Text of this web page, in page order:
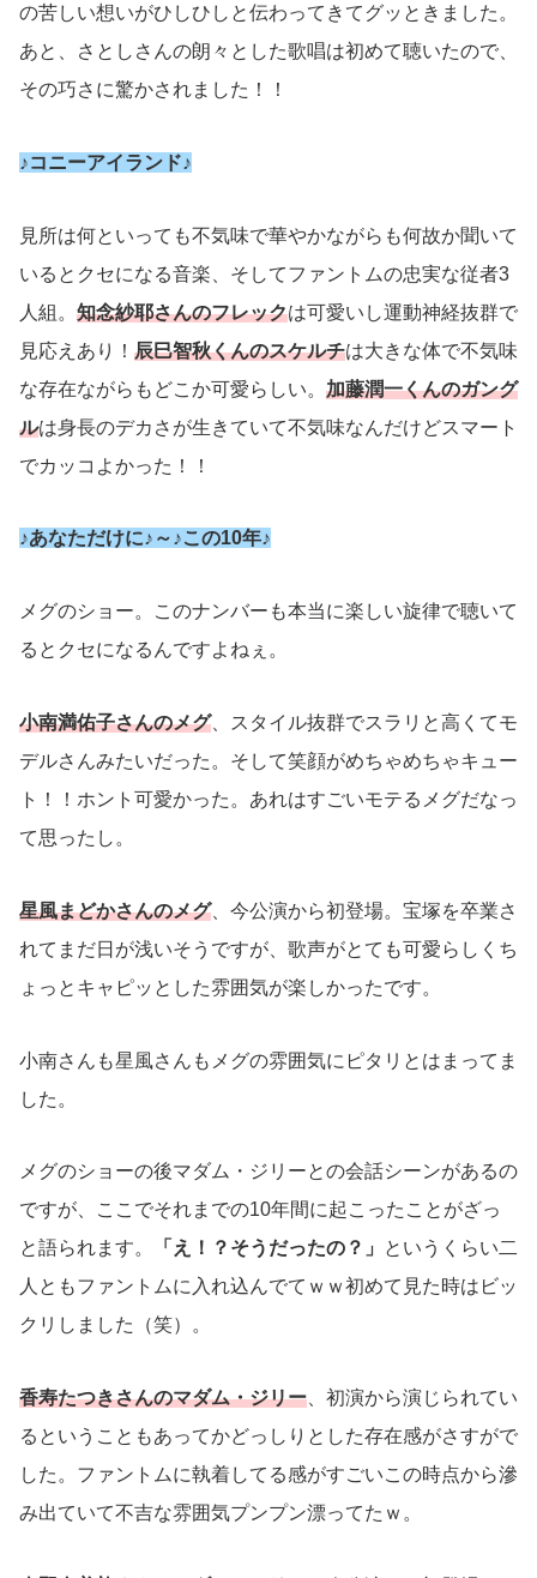
の苦しい想いがひしひしと伝わってきてグッときました。
あと、さとしさんの朗々とした歌唱は初めて聴いたので、
その巧さに驚かされました！！
♪コニーアイランド♪
見所は何といっても不気味で華やかながらも何故か聞いて
いるとクセになる音楽、そしてファントムの忠実な従者3
人組。 知念紗耶さんのフレックは可愛いし運動神経抜群で
見応えあり！ 辰巳智秋くんのスケルチは大きな体で不気味
な存在ながらもどこか可愛らしい。 加藤潤一くんのガング
ルは身長のデカさが生きていて不気味なんだけどスマート
でカッコよかった！！
♪あなただけに♪～♪この10年♪
メグのショー。このナンバーも本当に楽しい旋律で聴いて
るとクセになるんですよねぇ。
小南満佑子さんのメグ、スタイル抜群でスラリと高くてモ
デルさんみたいだった。そして笑顔がめちゃめちゃキュー
ト！！ホント可愛かった。あれはすごいモテるメグだなっ
て思ったし。
星風まどかさんのメグ、今公演から初登場。宝塚を卒業さ
れてまだ日が浅いそうですが、歌声がとても可愛らしくち
ょっとキャピッとした雰囲気が楽しかったです。
小南さんも星風さんもメグの雰囲気にピタリとはまってま
した。
メグのショーの後マダム・ジリーとの会話シーンがあるの
ですが、ここでそれまでの10年間に起こったことがざっ
と語られます。
「え！？そうだったの？」
というくらい二
人ともファントムに入れ込んでてｗｗ初めて見た時はビッ
クリしました（笑）。
香寿たつきさんのマダム・ジリー 、初演から演じられてい
るということもあってかどっしりとした存在感がさすがで
した。ファントムに執着してる感がすごいこの時点から滲
み出ていて不吉な雰囲気プンプン漂ってたｗ。